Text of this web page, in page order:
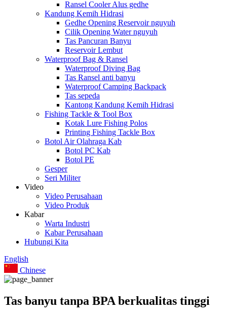
Ransel Cooler Alus gedhe
Kandung Kemih Hidrasi
Gedhe Opening Reservoir nguyuh
Cilik Opening Water nguyuh
Tas Pancuran Banyu
Reservoir Lembut
Waterproof Bag & Ransel
Waterproof Diving Bag
Tas Ransel anti banyu
Waterproof Camping Backpack
Tas sepeda
Kantong Kandung Kemih Hidrasi
Fishing Tackle & Tool Box
Kotak Lure Fishing Polos
Printing Fishing Tackle Box
Botol Air Olahraga Kab
Botol PC Kab
Botol PE
Gesper
Seri Militer
Video
Video Perusahaan
Video Produk
Kabar
Warta Industri
Kabar Perusahaan
Hubungi Kita
English
Chinese
Tas banyu tanpa BPA berkualitas tinggi